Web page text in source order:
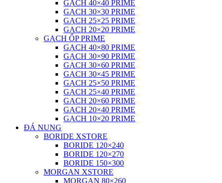
GẠCH 40×40 PRIME
GẠCH 30×30 PRIME
GẠCH 25×25 PRIME
GẠCH 20×20 PRIME
GẠCH ỐP PRIME
GẠCH 40×80 PRIME
GẠCH 30×90 PRIME
GẠCH 30×60 PRIME
GẠCH 30×45 PRIME
GẠCH 25×50 PRIME
GẠCH 25×40 PRIME
GẠCH 20×60 PRIME
GẠCH 20×40 PRIME
GẠCH 10×20 PRIME
ĐÁ NUNG
BORIDE XSTORE
BORIDE 120×240
BORIDE 120×270
BORIDE 150×300
MORGAN XSTORE
MORGAN 80×260